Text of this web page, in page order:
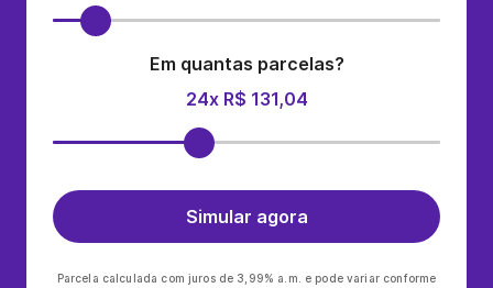
Em quantas parcelas?
24x R$ 131,04
Simular agora
Parcela calculada com juros de 3,99% a.m. e pode variar conforme